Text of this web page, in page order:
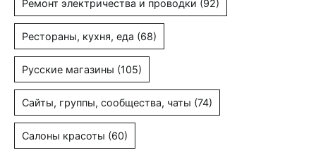
Ремонт электричества и проводки (92)
Рестораны, кухня, еда (68)
Русские магазины (105)
Сайты, группы, сообщества, чаты (74)
Салоны красоты (60)